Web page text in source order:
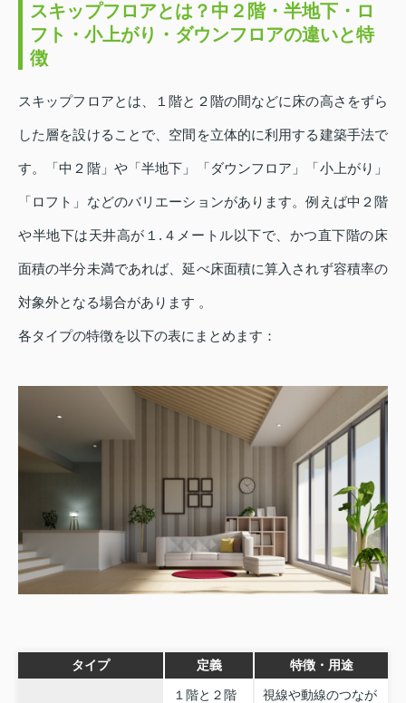
スキップフロアとは？中２階・半地下・ロ
フト・小上がり・ダウンフロアの違いと特
徴
スキップフロアとは、１階と２階の間などに床の高さをずら
した層を設けることで、空間を立体的に利用する建築手法で
す。「中２階」や「半地下」「ダウンフロア」「小上がり」
「ロフト」などのバリエーションがあります。例えば中２階
や半地下は天井高が１.４メートル以下で、かつ直下階の床
面積の半分未満であれば、延べ床面積に算入されず容積率の
対象外となる場合があります 。
各タイプの特徴を以下の表にまとめます：
タイプ 定義 特徴・用途
１階と２階
視線や動線のつなが